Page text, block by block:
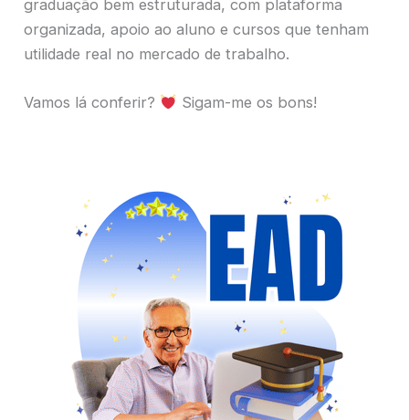
graduação bem estruturada, com plataforma
organizada, apoio ao aluno e cursos que tenham
utilidade real no mercado de trabalho.
Vamos lá conferir? Sigam-me os bons!